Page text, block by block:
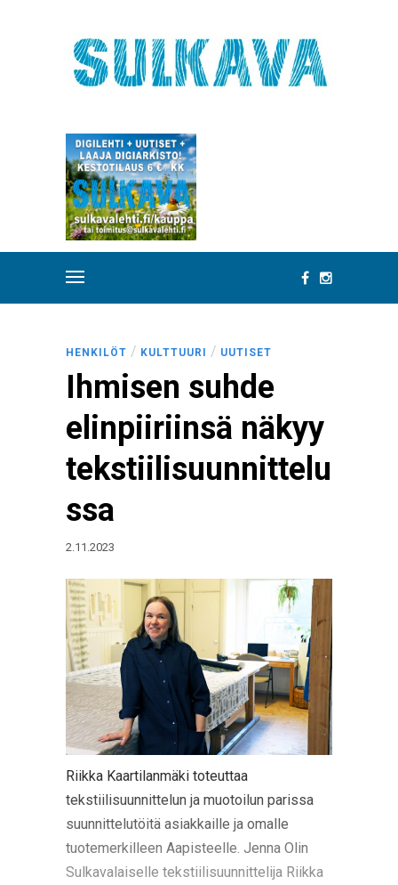
HENKILÖT / KULTTUURI / UUTISET
Ihmisen suhde
elinpiiriinsä näkyy
tekstiilisuunnittelu
ssa
2.11.2023
Riikka Kaartilanmäki toteuttaa
tekstiilisuunnittelun ja muotoilun parissa
suunnittelutöitä asiakkaille ja omalle
tuotemerkilleen Aapisteelle. Jenna Olin
Sulkavalaiselle tekstiilisuunnittelija Riikka